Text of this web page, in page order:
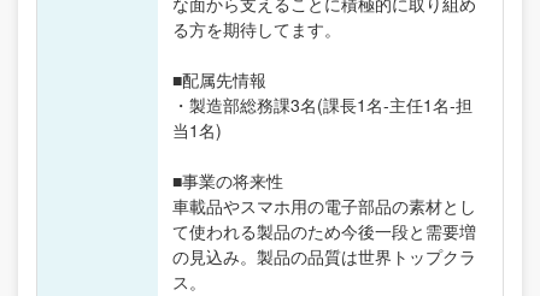
る方を期待してます。
■配属先情報
・製造部総務課3名(課長1名-主任1名-担
当1名)
■事業の将来性
車載品やスマホ用の電子部品の素材とし
て使われる製品のため今後一段と需要増
の見込み。製品の品質は世界トップクラ
ス。